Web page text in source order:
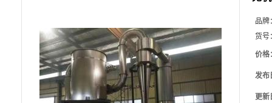
品牌
货号
价格
发布
更新